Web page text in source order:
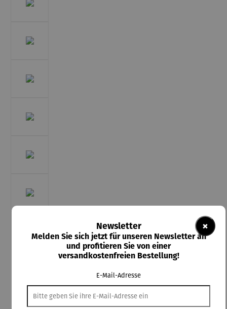
Schrift & Bild Nienaber
Einfach gesund bleiben - Teil 1 - Ernährung
×
Newsletter
Melden Sie sich jetzt für unseren Newsletter an
und profitieren Sie von einer
versandkostenfreien Bestellung!
E-Mail-Adresse